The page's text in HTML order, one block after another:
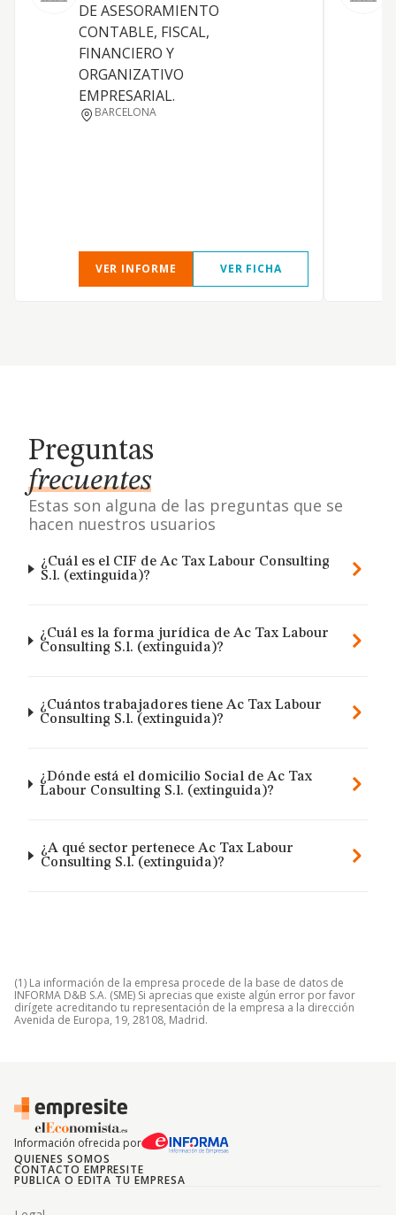
DE ASESORAMIENTO
CONTABLE, FISCAL,
FINANCIERO Y
ORGANIZATIVO
EMPRESARIAL.
BARCELONA
VER INFORME VER FICHA
Preguntas
frecuentes
Estas son alguna de las preguntas que se
hacen nuestros usuarios
¿Cuál es el CIF de Ac Tax Labour Consulting
S.l. (extinguida)?
¿Cuál es la forma jurídica de Ac Tax Labour
Consulting S.l. (extinguida)?
¿Cuántos trabajadores tiene Ac Tax Labour
Consulting S.l. (extinguida)?
¿Dónde está el domicilio Social de Ac Tax
Labour Consulting S.l. (extinguida)?
¿A qué sector pertenece Ac Tax Labour
Consulting S.l. (extinguida)?
(1) La información de la empresa procede de la base de datos de
INFORMA D&B S.A. (SME) Si aprecias que existe algún error por favor
dirígete acreditando tu representación de la empresa a la dirección
Avenida de Europa, 19, 28108, Madrid.
Información ofrecida por
QUIENES SOMOS
CONTACTO EMPRESITE
PUBLICA O EDITA TU EMPRESA